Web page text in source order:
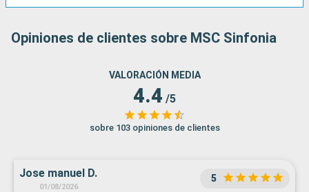
Opiniones de clientes sobre MSC Sinfonia
VALORACIÓN MEDIA
4.4 /5
sobre 103 opiniones de clientes
Jose manuel D.
01/08/2026
5